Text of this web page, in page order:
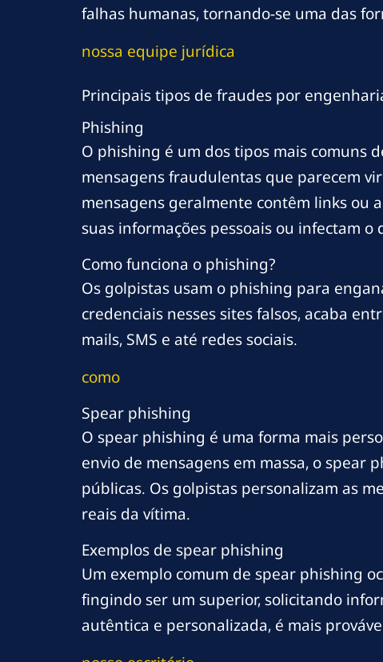
falhas humanas, tornando-se uma das
nossa equipe jurídica
Principais tipos de fraudes por
Phishing
O phishing é um dos tipos mais comuns
mensagens fraudulentas que parecem
mensagens geralmente contêm links ou
suas informações pessoais ou infectam o
Como funciona o phishing?
Os golpistas usam o phishing para
credenciais nesses sites falsos, acaba
mails, SMS e até redes sociais.
como
Spear phishing
O spear phishing é uma forma mais
envio de mensagens em massa, o spear
públicas. Os golpistas personalizam as
reais da vítima.
Exemplos de spear phishing
Um exemplo comum de spear phishing
fingindo ser um superior, solicitando
autêntica e personalizada, é mais